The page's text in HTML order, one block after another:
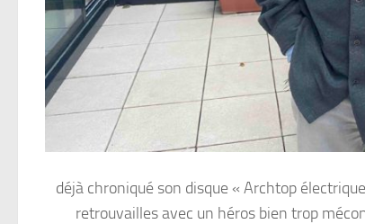
déjà chroniqué son disque « Archtop
retrouvailles avec un héros bien trop